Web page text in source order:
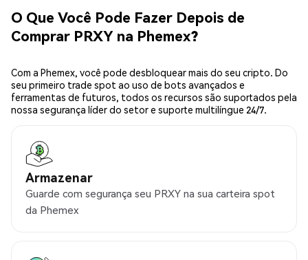
O Que Você Pode Fazer Depois de
Comprar PRXY na Phemex?
Com a Phemex, você pode desbloquear mais do seu cripto. Do
seu primeiro trade spot ao uso de bots avançados e
ferramentas de futuros, todos os recursos são suportados pela
nossa segurança líder do setor e suporte multilíngue 24/7.
Armazenar
Guarde com segurança seu PRXY na sua carteira spot
da Phemex